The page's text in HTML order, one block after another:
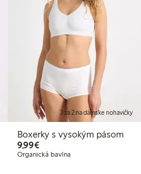
3 za 2 na dámske nohavičky
Boxerky s vysokým pásom
9,99€9,99 €
Organická bavlna